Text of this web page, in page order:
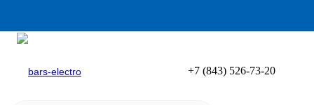
Вход
+7 (843) 526-73-20